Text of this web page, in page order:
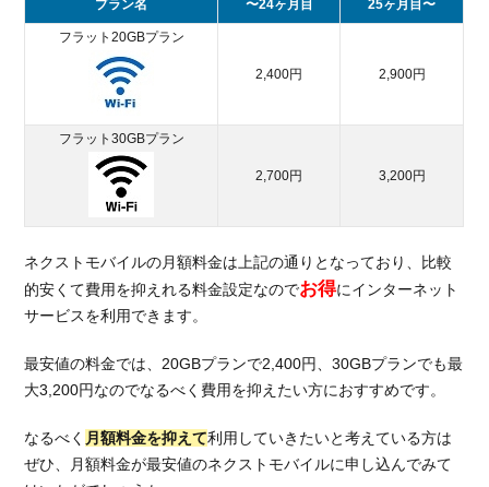
プラン名 〜24ヶ月目 25ヶ月目〜
フラット20GBプラン
2,400円 2,900円
フラット30GBプラン
2,700円 3,200円
ネクストモバイルの月額料金は上記の通りとなっており、比較
的安くて費用を抑えれる料金設定なのでお得にインターネット
サービスを利用できます。
最安値の料金では、20GBプランで2,400円、30GBプランでも最
大3,200円なのでなるべく費用を抑えたい方におすすめです。
なるべく 月額料金を抑えて利用していきたいと考えている方は
ぜひ、月額料金が最安値のネクストモバイルに申し込んでみて